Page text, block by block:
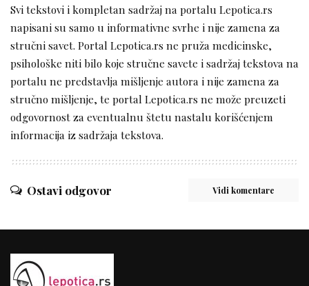
Svi tekstovi i kompletan sadržaj na portalu Lepotica.rs
napisani su samo u informativne svrhe i nije zamena za
stručni savet. Portal Lepotica.rs ne pruža medicinske,
psihološke niti bilo koje stručne savete i sadržaj tekstova na
portalu ne predstavlja mišljenje autora i nije zamena za
stručno mišljenje, te portal Lepotica.rs ne može preuzeti
odgovornost za eventualnu štetu nastalu korišćenjem
informacija iz sadržaja tekstova.
Ostavi odgovor Vidi komentare